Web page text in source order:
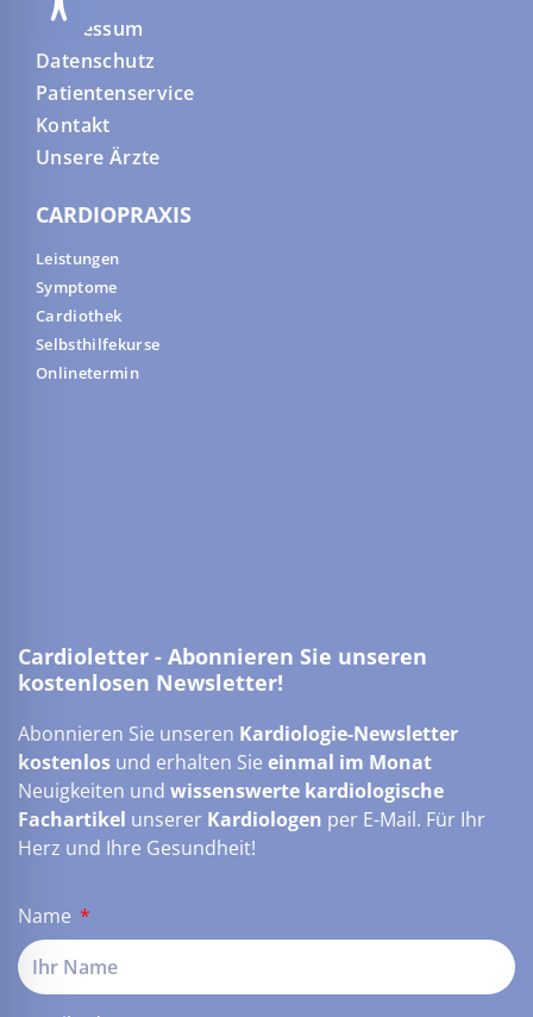
Impressum
Datenschutz
Patientenservice
Kontakt
Unsere Ärzte
CARDIOPRAXIS
Leistungen
Symptome
Cardiothek
Selbsthilfekurse
Onlinetermin
Cardioletter - Abonnieren Sie unseren
kostenlosen Newsletter!
Abonnieren Sie unseren Kardiologie-Newsletter
kostenlos und erhalten Sie einmal im Monat
Neuigkeiten und wissenswerte kardiologische
Fachartikel unserer Kardiologen per E-Mail. Für Ihr
Herz und Ihre Gesundheit!
Name